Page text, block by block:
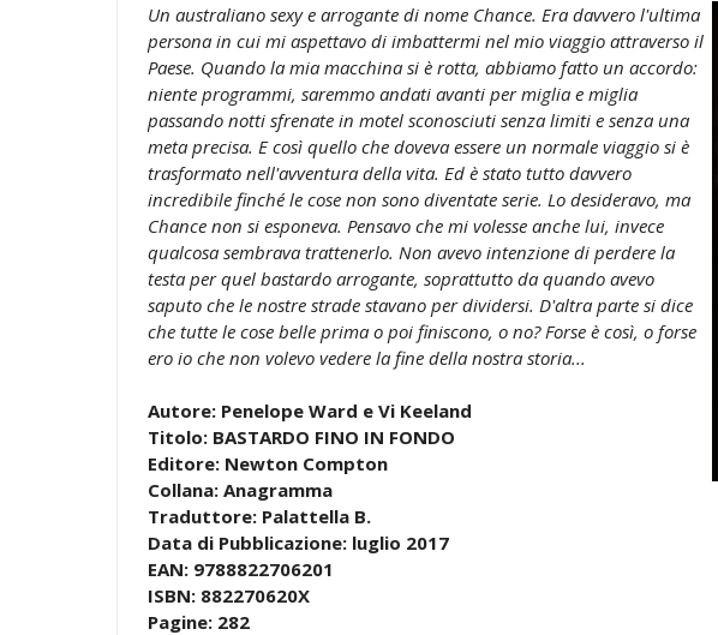
Un australiano sexy e arrogante di nome Chance. Era davvero l'ultima
persona in cui mi aspettavo di imbattermi nel mio viaggio attraverso il
Paese. Quando la mia macchina si è rotta, abbiamo fatto un accordo:
niente programmi, saremmo andati avanti per miglia e miglia
passando notti sfrenate in motel sconosciuti senza limiti e senza una
meta precisa. E così quello che doveva essere un normale viaggio si è
trasformato nell'avventura della vita. Ed è stato tutto davvero
incredibile finché le cose non sono diventate serie. Lo desideravo, ma
Chance non si esponeva. Pensavo che mi volesse anche lui, invece
qualcosa sembrava trattenerlo. Non avevo intenzione di perdere la
testa per quel bastardo arrogante, soprattutto da quando avevo
saputo che le nostre strade stavano per dividersi. D'altra parte si dice
che tutte le cose belle prima o poi finiscono, o no? Forse è così, o forse
ero io che non volevo vedere la fine della nostra storia...
Autore: Penelope Ward e Vi Keeland
Titolo: BASTARDO FINO IN FONDO
Editore: Newton Compton
Collana: Anagramma
Traduttore: Palattella B.
Data di Pubblicazione: luglio 2017
EAN: 9788822706201
ISBN: 882270620X
Pagine: 282